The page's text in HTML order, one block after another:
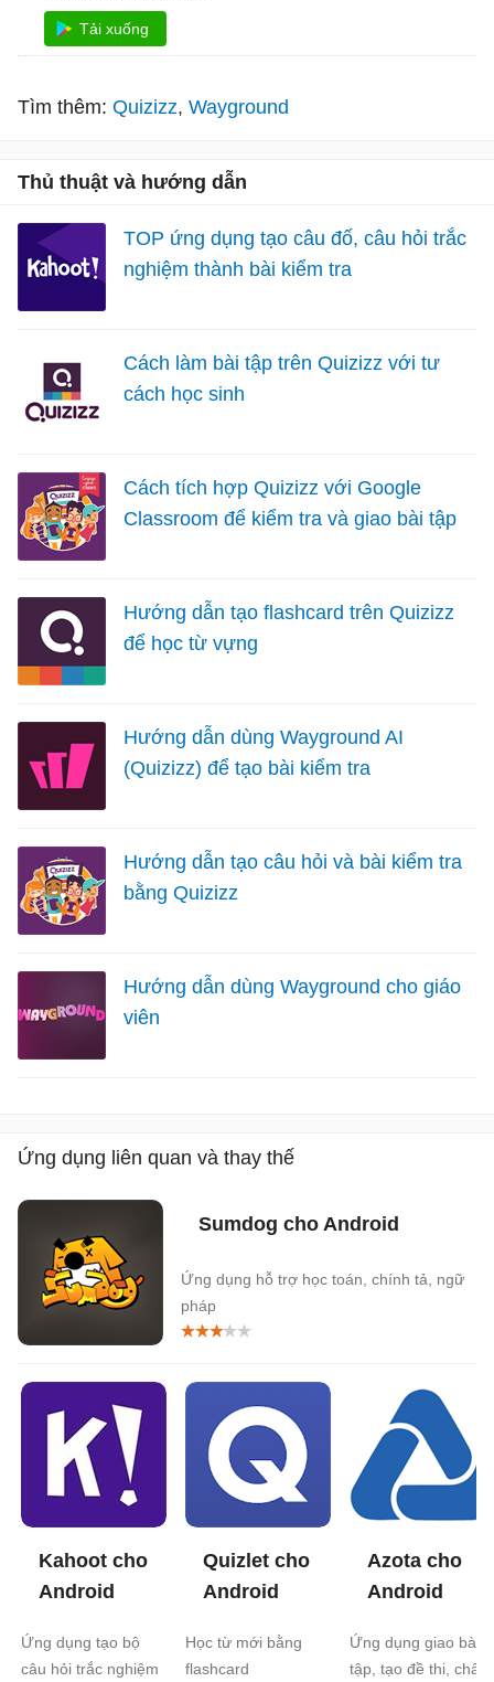
Tải xuống
Tìm thêm: Quizizz Wayground
Thủ thuật và hướng dẫn
TOP ứng dụng tạo câu đố, câu hỏi trắc
nghiệm thành bài kiểm tra
Cách làm bài tập trên Quizizz với tư
cách học sinh
Cách tích hợp Quizizz với Google
Classroom để kiểm tra và giao bài tập
Hướng dẫn tạo flashcard trên Quizizz
để học từ vựng
Hướng dẫn dùng Wayground AI
(Quizizz) để tạo bài kiểm tra
Hướng dẫn tạo câu hỏi và bài kiểm tra
bằng Quizizz
Hướng dẫn dùng Wayground cho giáo
viên
Ứng dụng liên quan và thay thế
Sumdog cho Android
Ứng dụng hỗ trợ học toán, chính tả, ngữ
pháp
Kahoot cho
Android
Ứng dụng tạo bộ
câu hỏi trắc nghiệm
Quizlet cho
Android
Học từ mới bằng
flashcard
Azota cho
Android
Ứng dụng giao bài
tập, tạo đề thi, chấm